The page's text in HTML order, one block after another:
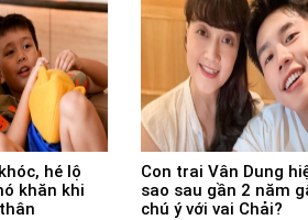
hé lộ
khăn khi
Con trai Vân Dung
sao sau gần 2 năm
chú ý với vai Chải?